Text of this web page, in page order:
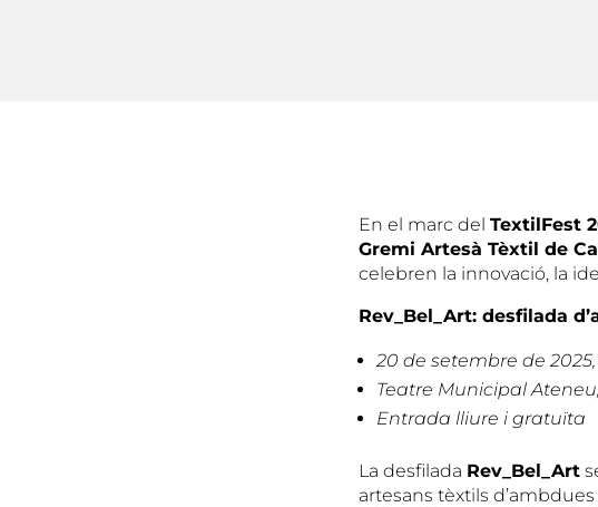
En el marc del TextilFest
Gremi Artesà Tèxtil de
celebren la innovació, la
Rev_Bel_Art: desfilada
20 de setembre de 2025,
Teatre Municipal
Entrada lliure i gratuïta
La desfilada Rev_Bel_Art
artesans tèxtils